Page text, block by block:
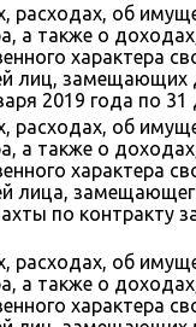
расходах, об
а также о
характера
лиц,
2019 года по 31
расходах, об
а также о
характера
лица,
по контракту
расходах, об
а также о
характера